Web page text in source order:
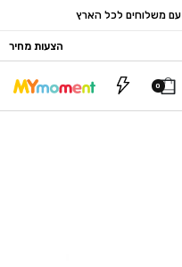
עם משלוחים לכל הארץ
הצעות מחיר
0